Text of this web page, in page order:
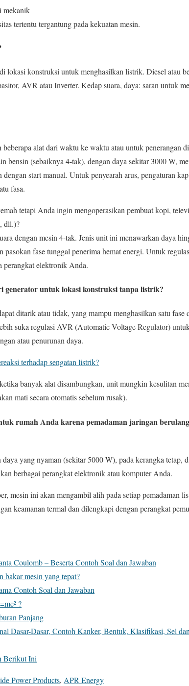
mekanik
tertentu tergantung pada kekuatan mesin.
lokasi konstruksi untuk menghasilkan listrik. Diesel atau
AVR atau Inverter. Kedap suara, daya: saran untuk
alat dari waktu ke waktu atau untuk penerangan
bensin (sebaiknya 4-tak), dengan daya sekitar 3000 W,
start manual. Untuk penyearah arus, pengaturan
fasa.
tetapi Anda ingin mengoperasikan pembuat kopi,
dll.)?
dengan mesin 4-tak. Jenis unit ini menawarkan daya
fase tunggal penerima hemat energi. Untuk
perangkat elektronik Anda.
generator untuk lokasi konstruksi tanpa listrik?
ditarik atau tidak, yang mampu menghasilkan satu fase
suka regulasi AVR (Automatic Voltage Regulator)
atau penurunan daya.
terhadap sengatan listrik?
banyak alat disambungkan, unit mungkin kesulitan
mati secara otomatis sebelum rusak).
rumah Anda karena pemadaman jaringan
yang nyaman (sekitar 5000 W), pada kerangka tetap,
berbagai perangkat elektronik atau komputer Anda.
mesin ini akan mengambil alih pada setiap pemadaman
keamanan termal dan dilengkapi dengan perangkat
Coulomb – Beserta Contoh Soal dan Jawaban
bakar mesin yang tepat?
Contoh Soal dan Jawaban
?
Panjang
Dasar-Dasar, Contoh Kanker, Bentuk, Klasifikasi, Sel
Berikut Ini
Power Products, APR Energy